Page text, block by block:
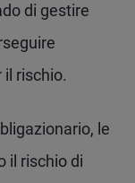
di gestire
rischio.
le
il rischio di